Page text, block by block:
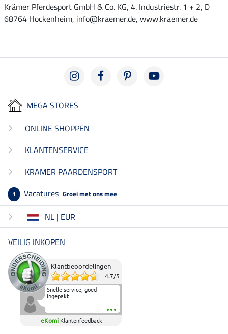
Krämer Pferdesport GmbH & Co. KG, 4. Industriestr. 1 + 2, D
68764 Hockenheim, info@kraemer.de, www.kraemer.de
MEGA STORES
ONLINE SHOPPEN
KLANTENSERVICE
KRAMER PAARDENSPORT
1 Vacatures Groei met ons mee
NL | EUR
VEILIG INKOPEN
Klantbeoordelingen
4.7/5
Snelle service, goed
ingepakt.
eKomi Klantenfeedback